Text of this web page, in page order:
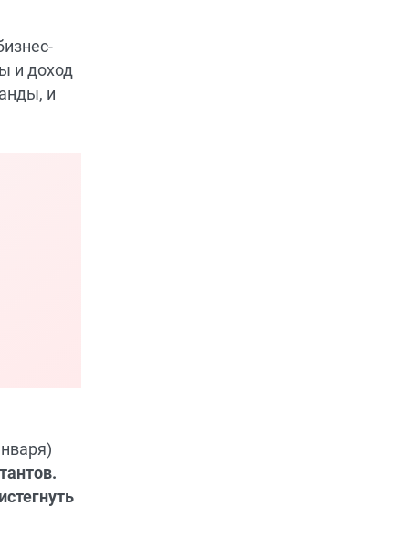
и доход
и